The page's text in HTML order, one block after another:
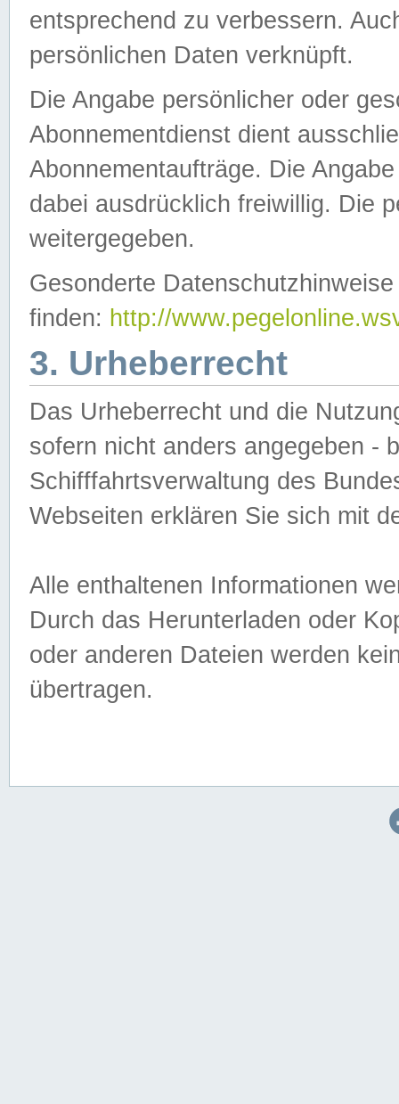
entsprechend zu verbessern.
persönlichen Daten verknüpft.
Die Angabe persönlicher oder
Abonnementdienst dient
Abonnementaufträge. Die
dabei ausdrücklich freiwillig. Die
weitergegeben.
Gesonderte
finden: http://
3. Urheberrecht
Das Urheberrecht und die
sofern nicht anders angegeben -
Schifffahrtsverwaltung des
Webseiten erklären Sie sich mit
Alle enthaltenen Informationen
Durch das Herunterladen oder
oder anderen Dateien werden
übertragen.